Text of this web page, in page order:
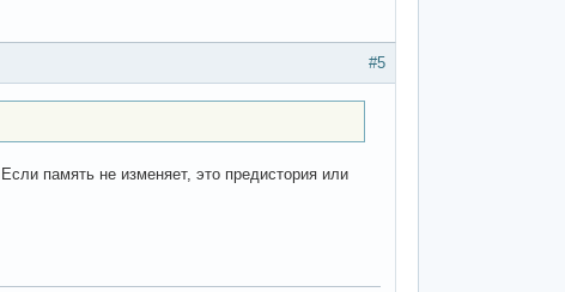
#5
память не изменяет, это предистория или